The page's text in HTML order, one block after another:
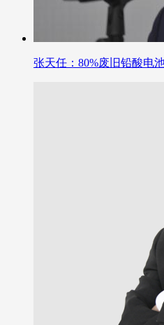
张天任：80%废旧铅酸电